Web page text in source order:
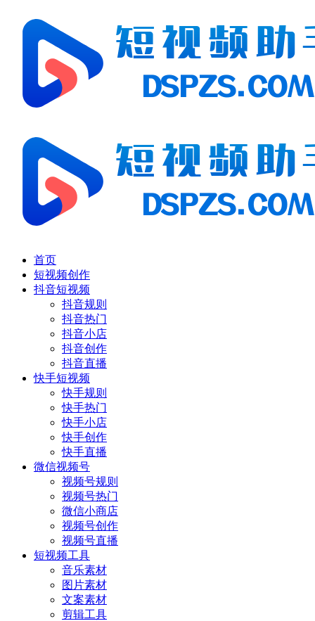
首页
短视频创作
抖音短视频
抖音规则
抖音热门
抖音小店
抖音创作
抖音直播
快手短视频
快手规则
快手热门
快手小店
快手创作
快手直播
微信视频号
视频号规则
视频号热门
微信小商店
视频号创作
视频号直播
短视频工具
音乐素材
图片素材
文案素材
剪辑工具